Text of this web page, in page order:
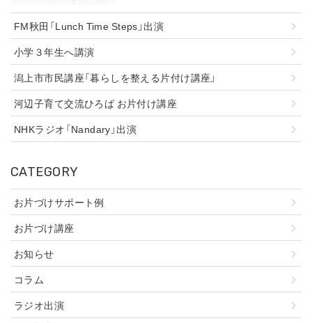
FM秋田「Lunch Time Steps」出演
小学３年生へ講演
潟上市市民講座「暮らしを整える片付け講座」
河辺子育て交流ひろば お片付け講座
NHKラジオ「Nandary」出演
CATEGORY
お片づけサポート例
お片づけ講座
お知らせ
コラム
ラジオ出演